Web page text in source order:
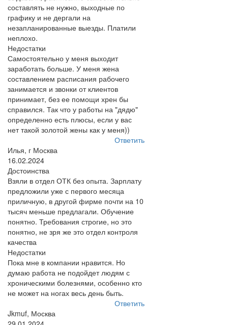
составлять не нужно, выходные по
графику и не дергали на
незапланированные выезды. Платили
неплохо.
Недостатки
Самостоятельно у меня выходит
заработать больше. У меня жена
составлением расписания рабочего
занимается и звонки от клиентов
принимает, без ее помощи хрен бы
справился. Так что у работы на "дядю"
определенно есть плюсы, если у вас
нет такой золотой жены как у меня))
Ответить
Илья, г Москва
16.02.2024
Достоинства
Взяли в отдел ОТК без опыта. Зарплату
предложили уже с первого месяца
приличную, в другой фирме почти на 10
тысяч меньше предлагали. Обучение
понятно. Требования строгие, но это
понятно, не зря же это отдел контроля
качества
Недостатки
Пока мне в компании нравится. Но
думаю работа не подойдет людям с
хроническими болезнями, особенно кто
не может на ногах весь день быть.
Ответить
Jkmuf, Москва